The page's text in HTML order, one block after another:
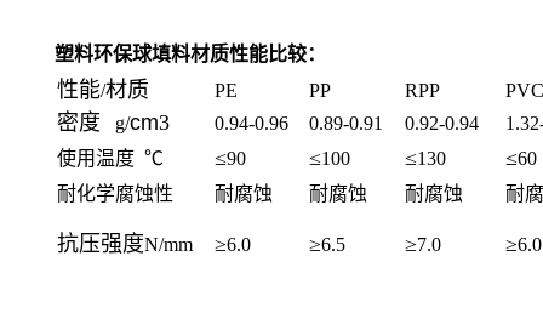
塑料环保球填料材质性能比较：
性能/材质
密度 g/cm3
PE
0.94-0.96
PP
0.89-0.91
RPP
0.92-0.94
PVC
使用温度 ℃
≤90 ≤100 ≤130 ≤60
耐化学腐蚀性
耐腐蚀 耐腐蚀 耐腐蚀 耐
抗压强度N/mm ≥6.0 ≥6.5 ≥7.0 ≥6.0